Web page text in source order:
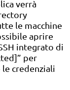
verrà
le macchine
aprire
integrato di
per
credenziali